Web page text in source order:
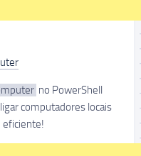
no PowerShell
computadores locais
eficiente!